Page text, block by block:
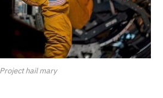
Project hail mary